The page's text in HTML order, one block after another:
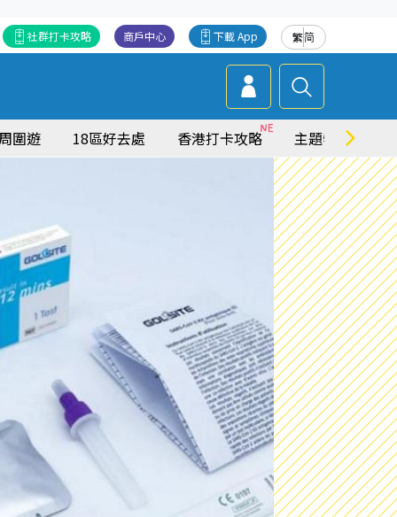
繁简
下載 App
商戶中心
社群打卡攻略
圍遊 18區好去處 香港打卡攻略 主題特集